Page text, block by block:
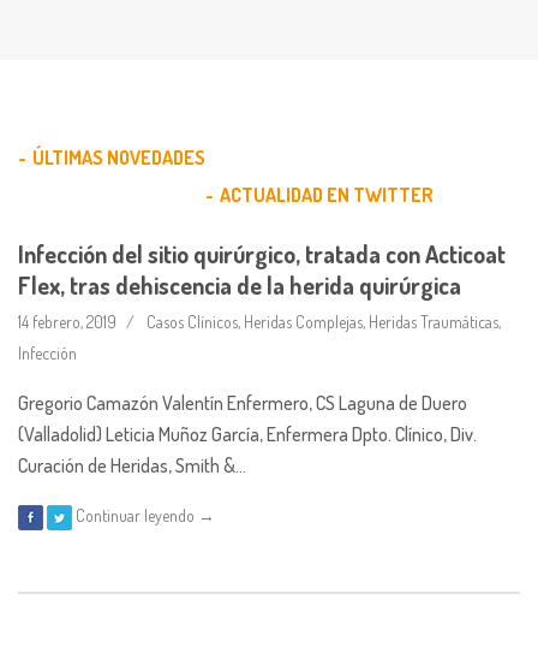
ÚLTIMAS NOVEDADES
ACTUALIDAD EN TWITTER
Infección del sitio quirúrgico, tratada con Acticoat
Flex, tras dehiscencia de la herida quirúrgica
14 febrero, 2019 Casos Clínicos, Heridas Complejas, Heridas Traumáticas,
Infección
Gregorio Camazón Valentín Enfermero, CS Laguna de Duero
(Valladolid) Leticia Muñoz García, Enfermera Dpto. Clínico, Div.
Curación de Heridas, Smith &…
Continuar leyendo →